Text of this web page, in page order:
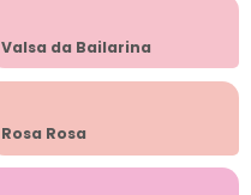
Valsa da Bailarina
Rosa Rosa